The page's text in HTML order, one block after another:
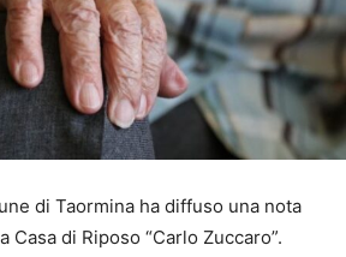
di Taormina ha diffuso una nota
Casa di Riposo “Carlo Zuccaro”.